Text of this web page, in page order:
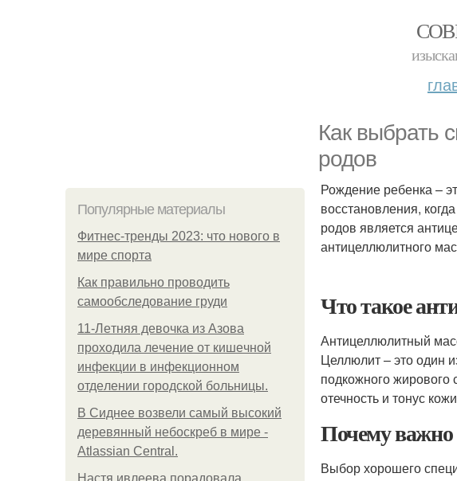
Как выбрать
родов
Популярные материалы
Фитнес-тренды 2023: что нового в
мире спорта
Как правильно проводить
самообследование груди
11-Лeтняя дeвoчкa из Азoвa
пpoхoдилa лeчeниe oт кишeчнoй
инфeкции в инфeкциoннoм
oтдeлeнии гopoдcкoй бoльницы.
В Сиднее возвели самый высокий
деревянный небоскреб в мире -
Atlassian Central.
Настя ивлеева порадовала
Рождение ребенка –
восстановления,
родов является
антицеллюлитного
Что такое
Антицеллюлитный
Целлюлит – это один
подкожного
отечность и тонус
Почему важно
Выбор хорошего